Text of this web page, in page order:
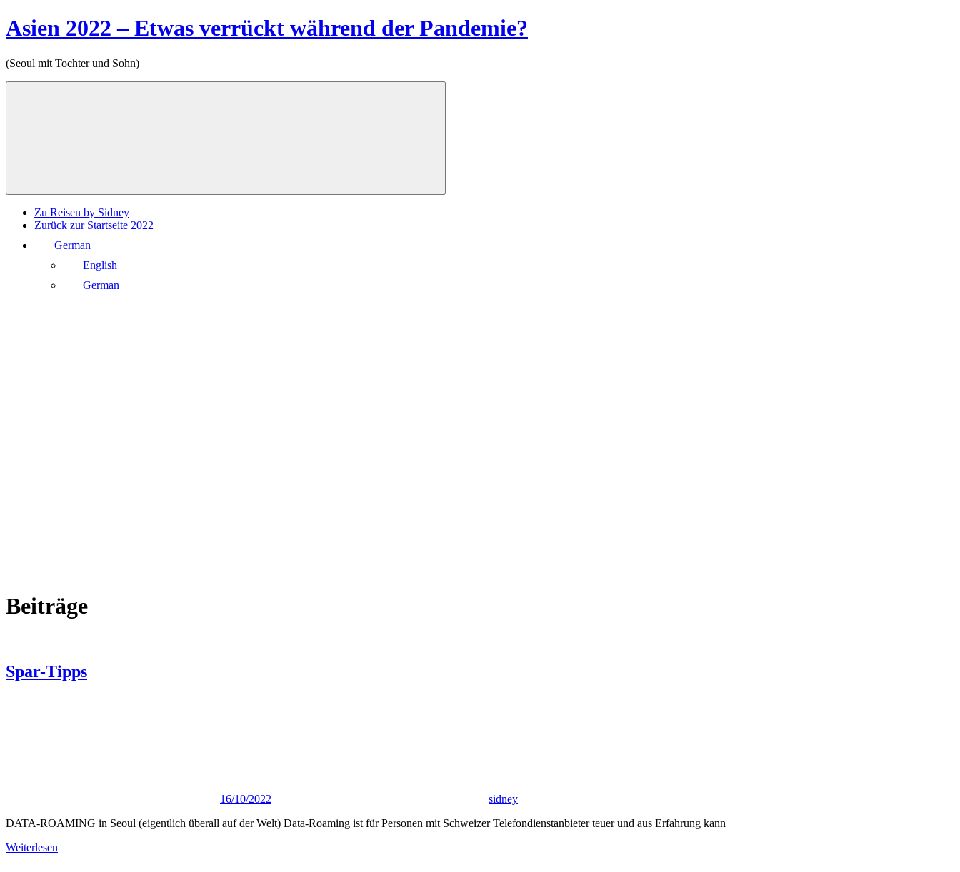
Zum
Inhalt
Asien 2022 – Etwas verrückt während der Pandemie?
(Seoul mit Tochter und Sohn)
Menu
Zu Reisen by Sidney
Zurück zur Startseite 2022
German
English
German
Beiträge
Spar-Tipps
16/10/2022
sidney
DATA-ROAMING in Seoul (eigentlich überall auf der Welt) Data-Roaming ist für Personen mit Schweizer Telefondienstanbieter teuer und aus Erfahrung kann
Weiterlesen